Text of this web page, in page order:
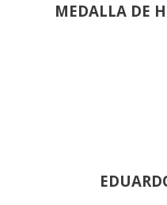
MEDALLA DE